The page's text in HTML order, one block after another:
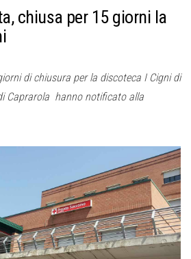
chiusa per 15 giorni la
di chiusura per la discoteca I Cigni di
Caprarola hanno notificato alla